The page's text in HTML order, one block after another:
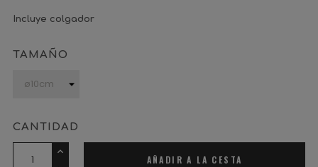
Incluye colgador
TAMAÑO
CANTIDAD
AÑADIR A LA CESTA